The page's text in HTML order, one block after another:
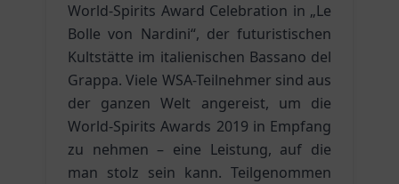
World-Spirits Award Celebration in „Le
Bolle von Nardini“, der futuristischen
Kultstätte im italienischen Bassano del
Grappa. Viele WSA-Teilnehmer sind aus
der ganzen Welt angereist, um die
World-Spirits Awards 2019 in Empfang
zu nehmen – eine Leistung, auf die
man stolz sein kann. Teilgenommen